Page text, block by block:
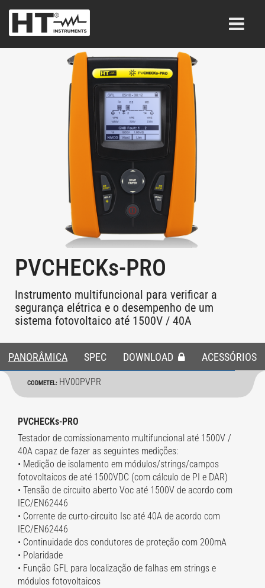
PVCHECKs-PRO
Instrumento multifuncional para verificar a
segurança elétrica e o desempenho de um
sistema fotovoltaico até 1500V / 40A
PANORÂMICA SPEC DOWNLOAD ACESSÓRIOS
CODMETEL: HV00PVPR
PVCHECKs-PRO
Testador de comissionamento multifuncional até 1500V /
40A capaz de fazer as seguintes medições:
• Medição de isolamento em módulos/strings/campos
fotovoltaicos de até 1500VDC (com cálculo de PI e DAR)
• Tensão de circuito aberto Voc até 1500V de acordo com
IEC/EN62446
• Corrente de curto-circuito Isc até 40A de acordo com
IEC/EN62446
• Continuidade dos condutores de proteção com 200mA
• Polaridade
• Função GFL para localização de falhas em strings e
módulos fotovoltaicos